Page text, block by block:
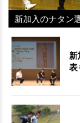
新加入のナタン
新
表